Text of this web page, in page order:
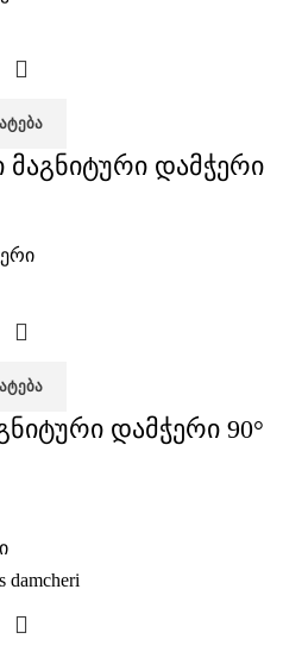
მაგნიტური დამჭერი
დამჭერი 90°